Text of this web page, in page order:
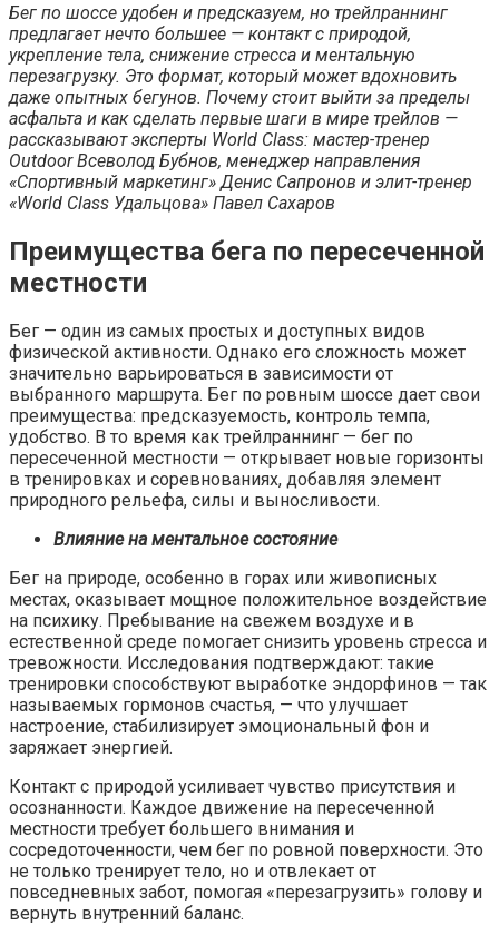
Бег по шоссе удобен и предсказуем, но трейлраннинг
предлагает нечто большее — контакт с природой,
укрепление тела, снижение стресса и ментальную
перезагрузку. Это формат, который может вдохновить
даже опытных бегунов. Почему стоит выйти за пределы
асфальта и как сделать первые шаги в мире трейлов —
рассказывают эксперты World Class: мастер-тренер
Outdoor Всеволод Бубнов, менеджер направления
«Спортивный маркетинг» Денис Сапронов и элит-тренер
«World Class Удальцова» Павел Сахаров
Преимущества бега по пересеченной
местности
Бег — один из самых простых и доступных видов
физической активности. Однако его сложность может
значительно варьироваться в зависимости от
выбранного маршрута. Бег по ровным шоссе дает свои
преимущества: предсказуемость, контроль темпа,
удобство. В то время как трейлраннинг — бег по
пересеченной местности — открывает новые горизонты
в тренировках и соревнованиях, добавляя элемент
природного рельефа, силы и выносливости.
Влияние на ментальное состояние
Бег на природе, особенно в горах или живописных
местах, оказывает мощное положительное воздействие
на психику. Пребывание на свежем воздухе и в
естественной среде помогает снизить уровень стресса и
тревожности. Исследования подтверждают: такие
тренировки способствуют выработке эндорфинов — так
называемых гормонов счастья, — что улучшает
настроение, стабилизирует эмоциональный фон и
заряжает энергией.
Контакт с природой усиливает чувство присутствия и
осознанности. Каждое движение на пересеченной
местности требует большего внимания и
сосредоточенности, чем бег по ровной поверхности. Это
не только тренирует тело, но и отвлекает от
повседневных забот, помогая «перезагрузить» голову и
вернуть внутренний баланс.